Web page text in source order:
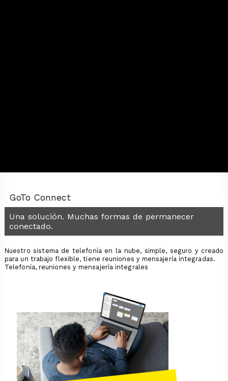
GoTo Connect
Una solución. Muchas formas de permanecer
conectado.
Nuestro sistema de telefonía en la nube, simple, seguro y creado
para un trabajo flexible, tiene reuniones y mensajería integradas.
Telefonía, reuniones y mensajería integrales